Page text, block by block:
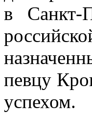
в Санкт-
певцу
успехом.